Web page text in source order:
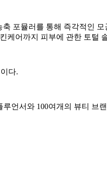
축 포뮬러를 통해 즉각적인
케어까지 피부에 관한 토털
다.
언서와 100여개의 뷰티 브